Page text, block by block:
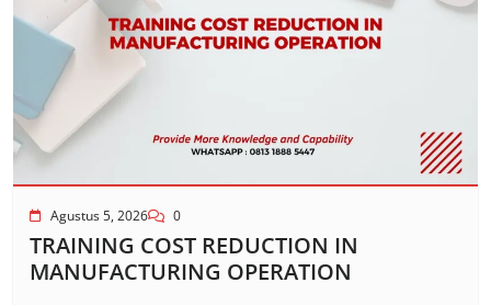
Agustus 5, 2026 0
TRAINING COST REDUCTION IN
MANUFACTURING OPERATION